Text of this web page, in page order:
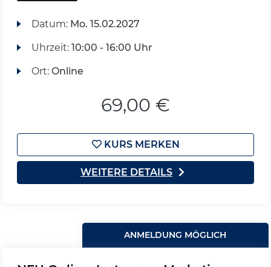
Datum: Mo. 15.02.2027
Uhrzeit: 10:00 - 16:00 Uhr
Ort: Online
69,00 €
KURS MERKEN
WEITERE DETAILS
ANMELDUNG MÖGLICH